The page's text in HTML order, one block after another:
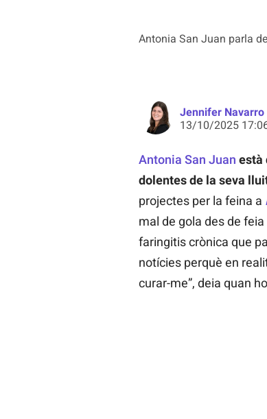
Antonia San Juan parla
Jennifer Navarro
13/10/2025
Antonia San Juan està
dolentes de la seva
projectes per la feina a
mal de gola des de
faringitis crònica que
notícies perquè en
curar-me”, deia quan